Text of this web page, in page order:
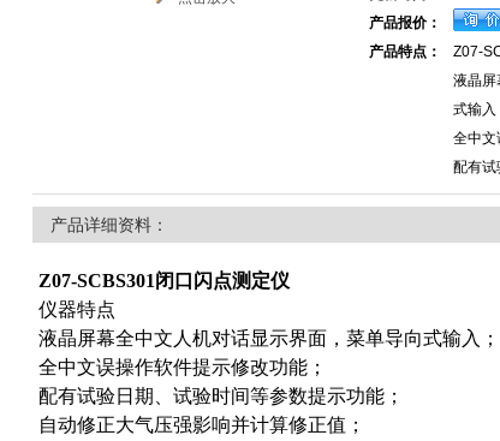
产品报价：
产品特点：
Z07-
液晶屏
式输入
全中文
配有试
产品详细资料：
Z07-SCBS301闭口闪点测定仪
仪器特点
液晶屏幕全中文人机对话显示界面，菜单导向式输入；
全中文误操作软件提示修改功能；
配有试验日期、试验时间等参数提示功能；
自动修正大气压强影响并计算修正值；